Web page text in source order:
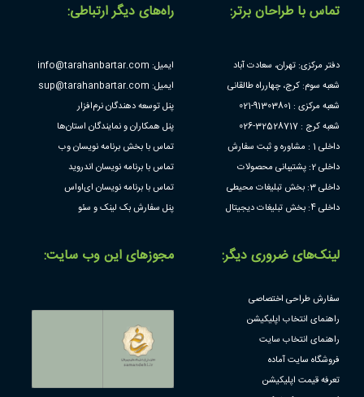
تماس با طراحان برتر:
دفتر مرکزی: تهران، سعادت آباد
شعبه سوم: کرج، چهارراه طالقانی
شعبه مرکزی : 91303801-021
شعبه کرج : 32528717-026
داخلی 1 : مشاوره و ثبت سفارش
داخلی 2: پشتیبانی محصولات
داخلی 3: بخش تبلیغات محیطی
داخلی 4: بخش تبلیغات دیجیتال
راه‌های دیگر ارتباطی:
ایمیل: info@tarahanbartar.com
ایمیل: sup@tarahanbartar.com
پنل توسعه دهندگان نرم‌افزار
پنل همکاران و نمایندگان استان‌ها
تماس با بخش برنامه نویسان وب
تماس با برنامه نویسان اندروید
تماس با برنامه نویسان ای‌او‌اس
پنل سفارش بک لینک و سئو
لینک‌های ضروری دیگر:
سفارش طراحی اختصاصی
راهنمای انتخاب اپلیکیشن
راهنمای انتخاب سایت
فروشگاه سایت آماده
تعرفه قیمت اپلیکیشن
مجوز‌های این وب سایت: